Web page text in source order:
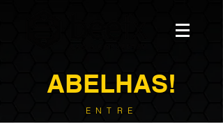
ABELHAS!
ENTRE